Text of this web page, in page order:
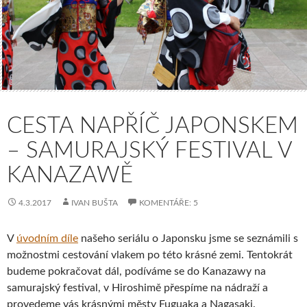
CESTA NAPŘÍČ JAPONSKEM
– SAMURAJSKÝ FESTIVAL V
KANAZAWĚ
4.3.2017 IVAN BUŠTA KOMENTÁŘE: 5
V úvodním díle našeho seriálu o Japonsku jsme se seznámili s
možnostmi cestování vlakem po této krásné zemi. Tentokrát
budeme pokračovat dál, podíváme se do Kanazawy na
samurajský festival, v Hiroshimě přespíme na nádraží a
provedeme vás krásnými městy Fuguaka a Nagasaki.